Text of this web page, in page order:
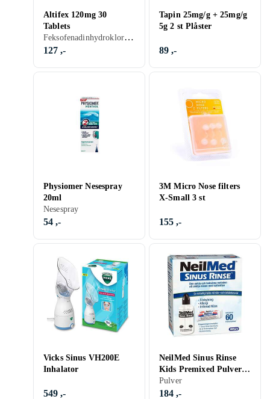
Altifex 120mg 30
Tablets
Feksofenadinhydroklorid, Tablett
127 ,-
Tapin 25mg/g + 25mg/g
5g 2 st Plåster
89 ,-
Physiomer Nesespray
20ml
Nesespray
54 ,-
3M Micro Nose filters
X-Small 3 st
155 ,-
Vicks Sinus VH200E
Inhalator
549 ,-
NeilMed Sinus Rinse
Kids Premixed Pulver
60stk
Pulver
184 ,-